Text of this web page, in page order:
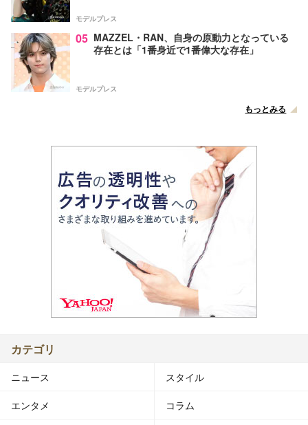
モデルプレス
05 MAZZEL・RAN、自身の原動力となっている
存在とは「1番身近で1番偉大な存在」
モデルプレス
もっとみる
カテゴリ
ニュース スタイル
エンタメ コラム